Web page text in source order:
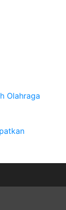
Olahraga